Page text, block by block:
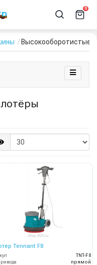
0
Высокооборотистые
Tennant F8
TNT-F8
прямой